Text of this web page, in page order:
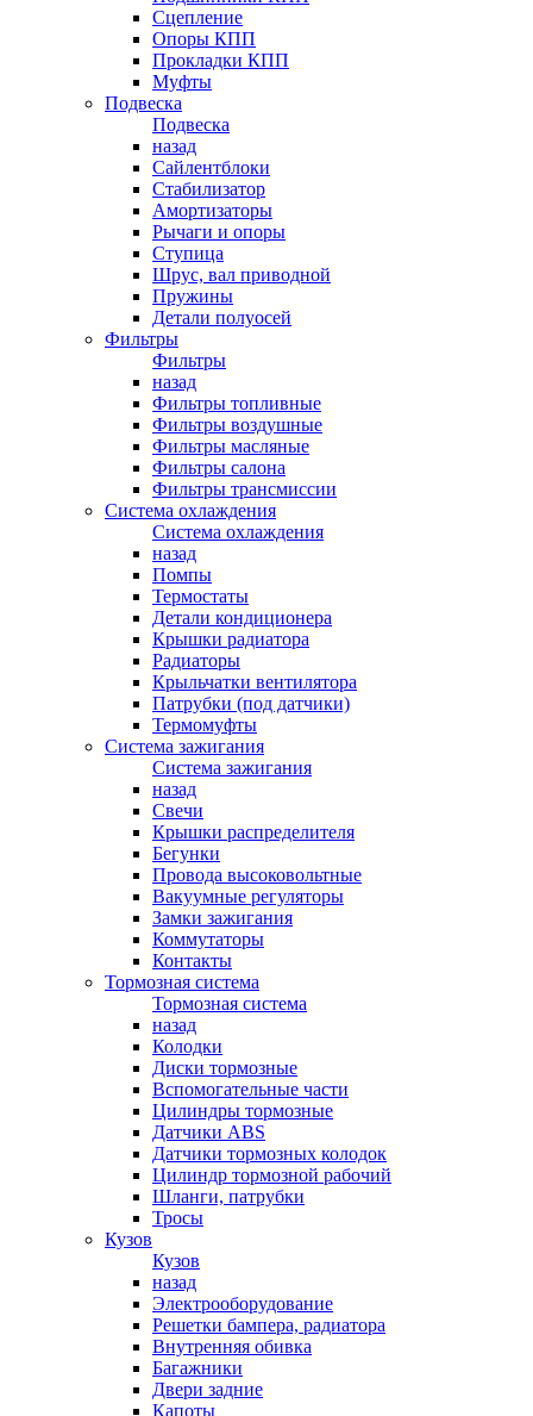
Сцепление
Опоры КПП
Прокладки КПП
Муфты
Подвеска
Подвеска
назад
Сайлентблоки
Стабилизатор
Амортизаторы
Рычаги и опоры
Ступица
Шрус, вал приводной
Пружины
Детали полуосей
Фильтры
Фильтры
назад
Фильтры топливные
Фильтры воздушные
Фильтры масляные
Фильтры салона
Фильтры трансмиссии
Система охлаждения
Система охлаждения
назад
Помпы
Термостаты
Детали кондиционера
Крышки радиатора
Радиаторы
Крыльчатки вентилятора
Патрубки (под датчики)
Термомуфты
Система зажигания
Система зажигания
назад
Свечи
Крышки распределителя
Бегунки
Провода высоковольтные
Вакуумные регуляторы
Замки зажигания
Коммутаторы
Контакты
Тормозная система
Тормозная система
назад
Колодки
Диски тормозные
Вспомогательные части
Цилиндры тормозные
Датчики ABS
Датчики тормозных колодок
Цилиндр тормозной рабочий
Шланги, патрубки
Тросы
Кузов
Кузов
назад
Электрооборудование
Решетки бампера, радиатора
Внутренняя обивка
Багажники
Двери задние
Капоты